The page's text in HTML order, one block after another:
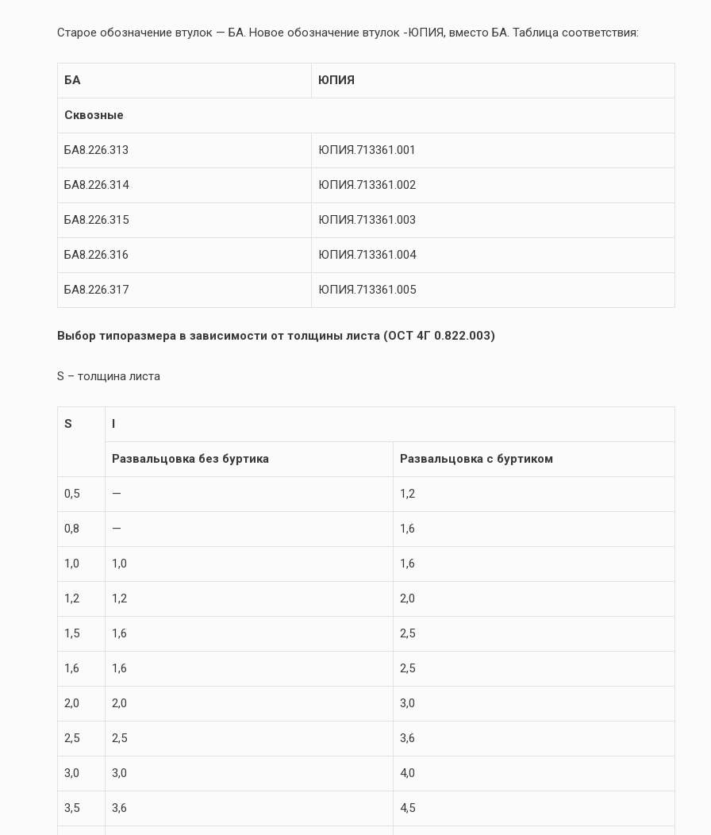
Старое обозначение втулок — БА. Новое обозначение втулок -ЮПИЯ, вместо БА. Таблица соответствия:
БА ЮПИЯ
Сквозные
БА8.226.313 ЮПИЯ.713361.001
БА8.226.314 ЮПИЯ.713361.002
БА8.226.315 ЮПИЯ.713361.003
БА8.226.316 ЮПИЯ.713361.004
БА8.226.317 ЮПИЯ.713361.005
Выбор типоразмера в зависимости от толщины листа (ОСТ 4Г 0.822.003)
S – толщина листа
S l
Развальцовка без буртика Развальцовка с буртиком
0,5 — 1,2
0,8 — 1,6
1,0 1,0 1,6
1,2 1,2 2,0
1,5 1,6 2,5
1,6 1,6 2,5
2,0 2,0 3,0
2,5 2,5 3,6
3,0 3,0 4,0
3,5 3,6 4,5